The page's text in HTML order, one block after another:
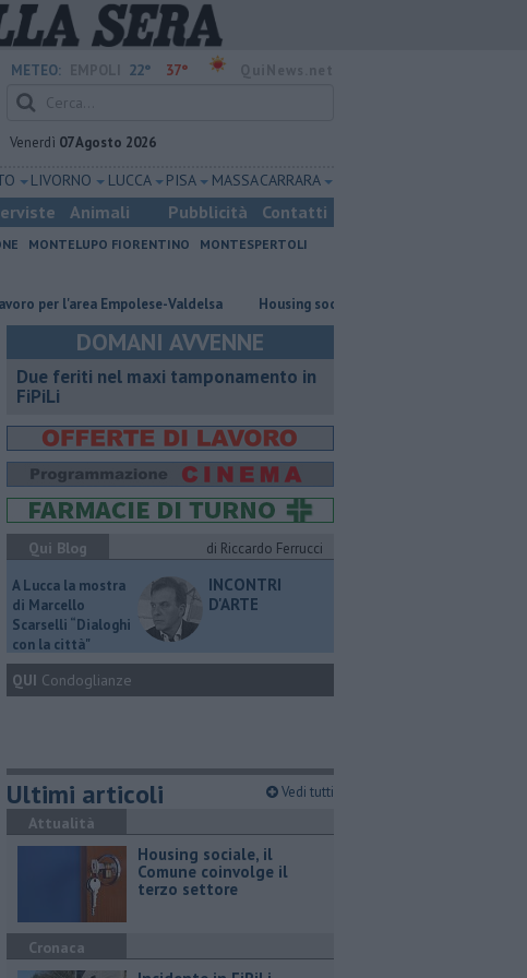
METEO: 22° 37°
Venerdì 07 Agosto 2026
LIVORNO LUCCA PISA MASSA CARRARA
Animali Pubblicità Contatti
MONTELUPO FIORENTINO
MONTESPERTOLI
Empolese-Valdelsa ​Housing sociale, il Comune coinvolge il terzo
DOMANI AVVENNE
Due feriti nel maxi tamponamento in
FiPiLi
Qui Blog
di Riccardo Ferrucci
A Lucca la mostra
di Marcello
Scarselli “Dialoghi
con la città"
INCONTRI
D'ARTE
QUI Condoglianze
Ultimi articoli Vedi tutti
Attualità
​Housing sociale, il
Comune coinvolge il
terzo settore
Cronaca